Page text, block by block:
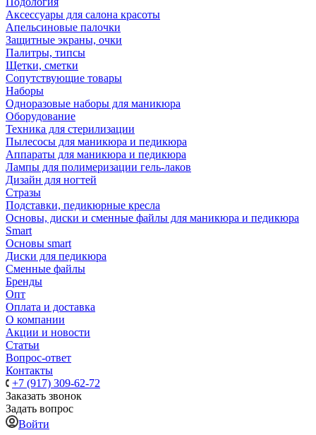
Аксессуары для салона красоты
Апельсиновые палочки
Защитные экраны, очки
Палитры, типсы
Щетки, сметки
Сопутствующие товары
Наборы
Одноразовые наборы для маникюра
Оборудование
Техника для стерилизации
Пылесосы для маникюра и педикюра
Аппараты для маникюра и педикюра
Лампы для полимеризации гель-лаков
Дизайн для ногтей
Стразы
Подставки, педикюрные кресла
Основы, диски и сменные файлы для маникюра и педикюра
Smart
Основы smart
Диски для педикюра
Сменные файлы
Бренды
Опт
Оплата и доставка
О компании
Акции и новости
Статьи
Вопрос-ответ
Контакты
+7 (917) 309-62-72
Заказать звонок
Задать вопрос
Войти